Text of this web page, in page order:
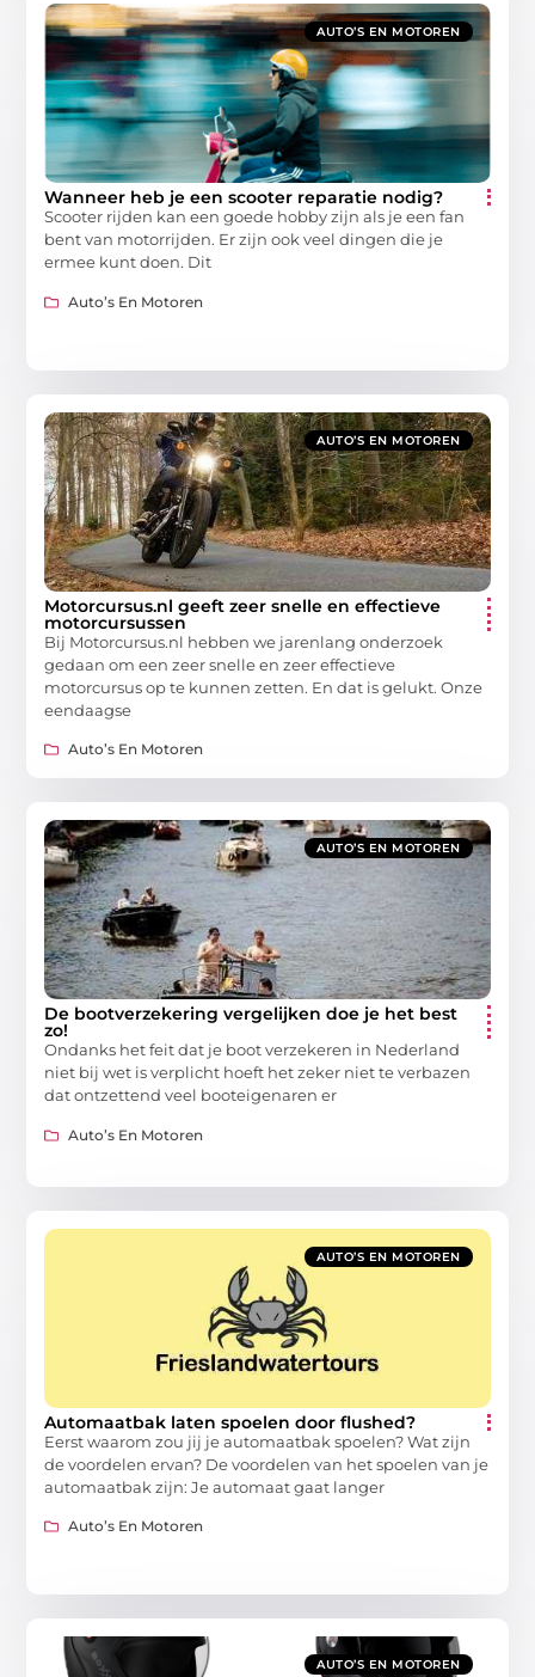
AUTO’S EN MOTOREN
Wanneer heb je een scooter reparatie nodig?
Scooter rijden kan een goede hobby zijn als je een fan
bent van motorrijden. Er zijn ook veel dingen die je
ermee kunt doen. Dit
Auto’s En Motoren
AUTO’S EN MOTOREN
Motorcursus.nl geeft zeer snelle en effectieve
motorcursussen
Bij Motorcursus.nl hebben we jarenlang onderzoek
gedaan om een zeer snelle en zeer effectieve
motorcursus op te kunnen zetten. En dat is gelukt. Onze
eendaagse
Auto’s En Motoren
AUTO’S EN MOTOREN
De bootverzekering vergelijken doe je het best
zo!
Ondanks het feit dat je boot verzekeren in Nederland
niet bij wet is verplicht hoeft het zeker niet te verbazen
dat ontzettend veel booteigenaren er
Auto’s En Motoren
AUTO’S EN MOTOREN
Automaatbak laten spoelen door flushed?
Eerst waarom zou jij je automaatbak spoelen? Wat zijn
de voordelen ervan? De voordelen van het spoelen van je
automaatbak zijn: Je automaat gaat langer
Auto’s En Motoren
AUTO’S EN MOTOREN